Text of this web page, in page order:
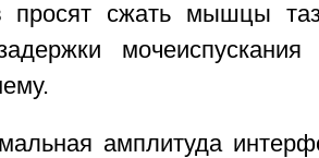
просят сжать мышцы
мочеиспускания
амплитуда